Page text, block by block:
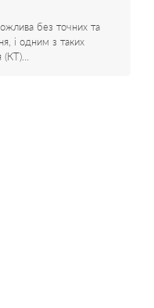
без точних та
і одним з таких